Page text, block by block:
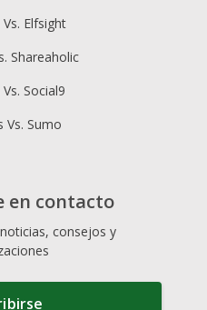
Elfsight
Shareaholic
Social9
Vs. Sumo
en contacto
consejos y